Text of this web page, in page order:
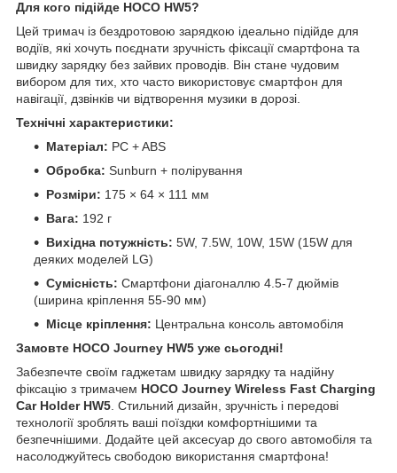
Для кого підійде HOCO HW5?
Цей тримач із бездротовою зарядкою ідеально підійде для
водіїв, які хочуть поєднати зручність фіксації смартфона та
швидку зарядку без зайвих проводів. Він стане чудовим
вибором для тих, хто часто використовує смартфон для
навігації, дзвінків чи відтворення музики в дорозі.
Технічні характеристики:
Матеріал: PC + ABS
Обробка: Sunburn + полірування
Розміри: 175 × 64 × 111 мм
Вага: 192 г
Вихідна потужність: 5W, 7.5W, 10W, 15W (15W для
деяких моделей LG)
Сумісність: Смартфони діагоналлю 4.5-7 дюймів
(ширина кріплення 55-90 мм)
Місце кріплення: Центральна консоль автомобіля
Замовте HOCO Journey HW5 уже сьогодні!
Забезпечте своїм гаджетам швидку зарядку та надійну
фіксацію з тримачем HOCO Journey Wireless Fast Charging
Car Holder HW5 . Стильний дизайн, зручність і передові
технології зроблять ваші поїздки комфортнішими та
безпечнішими. Додайте цей аксесуар до свого автомобіля та
насолоджуйтесь свободою використання смартфона!